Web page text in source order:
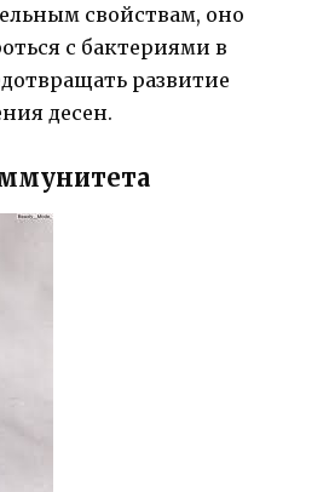
свойствам, оно
с бактериями в
развитие
десен.